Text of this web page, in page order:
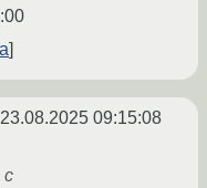
23.08.2025 09:15:08
с